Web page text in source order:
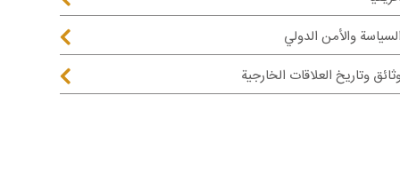
والأمن الدولي
وتاريخ العلاقات الخارجية